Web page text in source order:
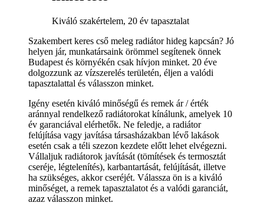
Kiváló szakértelem, 20 év tapasztalat
Szakembert keres cső meleg radiátor hideg kapcsán? Jó
helyen jár, munkatársaink örömmel segítenek önnek
Budapest és környékén csak hívjon minket. 20 éve
dolgozzunk az vízszerelés területén, éljen a valódi
tapasztalattal és válasszon minket.
Igény esetén kiváló minőségű és remek ár / érték
aránnyal rendelkező radiátorokat kínálunk, amelyek 10
év garanciával elérhetők. Ne feledje, a radiátor
felújítása vagy javítása társasházakban lévő lakások
esetén csak a téli szezon kezdete előtt lehet elvégezni.
Vállaljuk radiátorok javítását (tömítések és termosztát
cseréje, légtelenítés), karbantartását, felújítását, illetve
ha szükséges, akkor cseréjét. Válassza ön is a kiváló
minőséget, a remek tapasztalatot és a valódi garanciát,
azaz válasszon minket.